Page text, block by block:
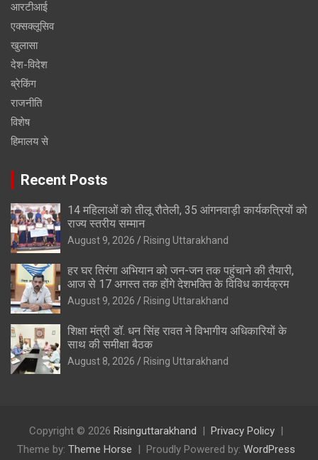
आरटीआई
एक्सक्लूसिव
खुलासा
देश-विदेश
ब्रेकिंग
राजनीति
विशेष
हिमालय से
Recent Posts
14 महिलाओं को तीलू रौतेली, 35 आंगनवाड़ी कार्यकत्रियों को
राज्य स्तरीय सम्मान
August 9, 2026 Rising Uttarakhand
हर घर तिरंगा अभियान को जन-जन तक पहुंचाने की तैयारी,
आज से 17 अगस्त तक होंगे देशभक्ति के विविध कार्यक्रम
August 9, 2026 Rising Uttarakhand
शिक्षा मंत्री डॉ. धन सिंह रावत ने विभागीय अधिकारियों के
साथ की समीक्षा बैठक
August 8, 2026 Rising Uttarakhand
Copyright © 2026 Risinguttarakhand
Privacy Policy
Theme by: Theme Horse Proudly Powered by: WordPress